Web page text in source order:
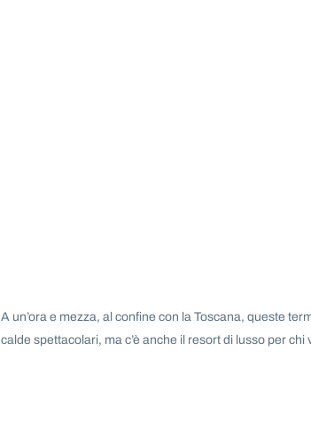
A un’ora e mezza, al confine con la Toscana, queste
calde spettacolari, ma c’è anche il resort di lusso per